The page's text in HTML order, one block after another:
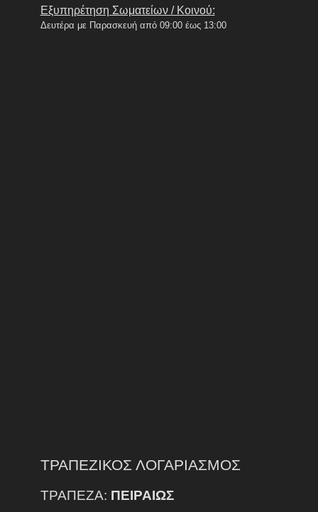
Εξυπηρέτηση Σωματείων / Κοινού:
Δευτέρα με Παρασκευή από 09:00 έως 13:00
ΤΡΑΠΕΖΙΚΟΣ ΛΟΓΑΡΙΑΣΜΟΣ
ΤΡΑΠΕΖΑ: ΠΕΙΡΑΙΩΣ